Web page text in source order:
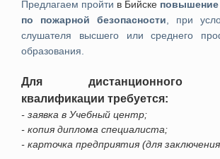
Предлагаем пройти в Бийске повышение
по пожарной безопасности , при
слушателя высшего или среднего
образования.
Для дистанционного
квалификации требуется:
- заявка в Учебный центр;
- копия диплома специалиста;
- карточка предприятия (для заключения